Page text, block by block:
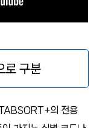
로 구분
의 전용